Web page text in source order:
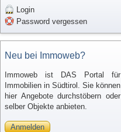
Login
Password vergessen
Neu bei Immoweb?
Immoweb ist DAS Portal für
Immobilien in Südtirol. Sie können
hier Angebote durchstöbern oder
selber Objekte anbieten.
Anmelden